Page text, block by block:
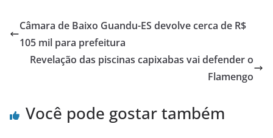
Câmara de Baixo Guandu-ES devolve cerca de R$
105 mil para prefeitura
Revelação das piscinas capixabas vai defender o
Flamengo
Você pode gostar também